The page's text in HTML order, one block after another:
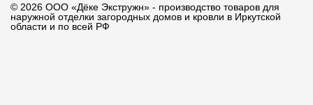
© 2026 ООО «Дёке Экстружн» - производство товаров для
наружной отделки загородных домов и кровли в Иркутской
области и по всей РФ